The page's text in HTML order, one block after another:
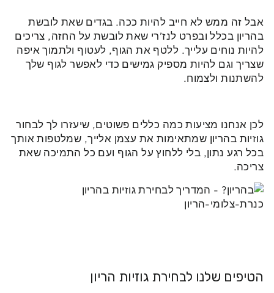
אבל זה ממש לא חייב להיות ככה. בגדים שאת לובשת
בהריון בכלל ובפרט לנז’רי שאת לובשת על החזה, צריכים
להיות נוחים עלייך. ללטף את הגוף, לעטוף ולתמוך איפה
שצריך וגם להיות מספיק גמישים כדי לאפשר לגוף שלך
להשתנות ולצמוח.
לכן אנחנו מציעות כמה כללים פשוטים, שיעזרו לך לבחור
גוזיות בהריון שמתאימות את עצמן אלייך, שמלטפות אותך
בכל רגע נתון, בלי ללחוץ על הגוף ועם כל התמיכה שאת
צריכה.
כנרת-צלומי-הריון
הטיפים שלנו לבחירת גוזיות הריון